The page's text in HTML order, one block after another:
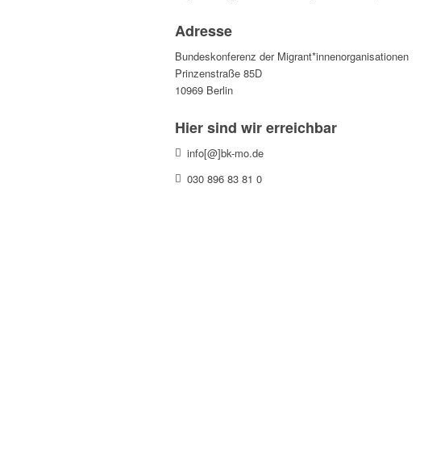
Adresse
Bundeskonferenz der Migrant*innenorganisationen
Prinzenstraße 85D
10969 Berlin
Hier sind wir erreichbar
info[@]bk-mo.de
030 896 83 81 0